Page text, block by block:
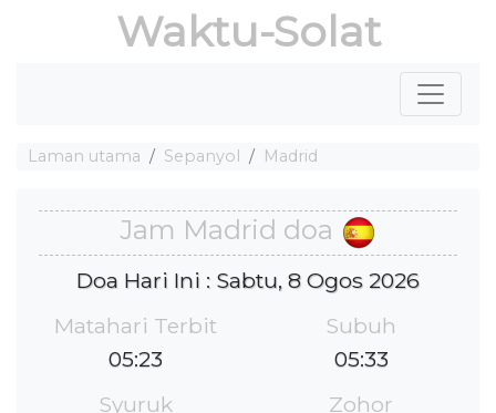
Waktu-Solat
Laman utama Sepanyol Madrid
Jam Madrid doa
Doa Hari Ini : Sabtu, 8 Ogos 2026
Matahari Terbit
05:23
Subuh
05:33
Syuruk
Zohor